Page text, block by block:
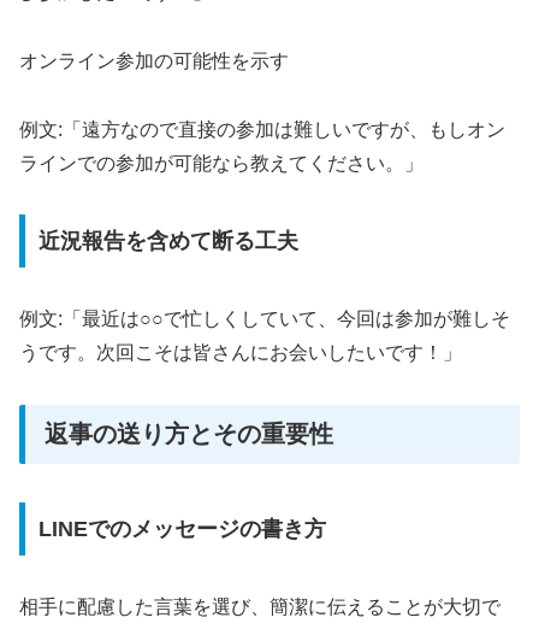
オンライン参加の可能性を示す
例文:「遠方なので直接の参加は難しいですが、もしオン
ラインでの参加が可能なら教えてください。」
近況報告を含めて断る工夫
例文:「最近は○○で忙しくしていて、今回は参加が難しそ
うです。次回こそは皆さんにお会いしたいです！」
返事の送り方とその重要性
LINEでのメッセージの書き方
相手に配慮した言葉を選び、簡潔に伝えることが大切で